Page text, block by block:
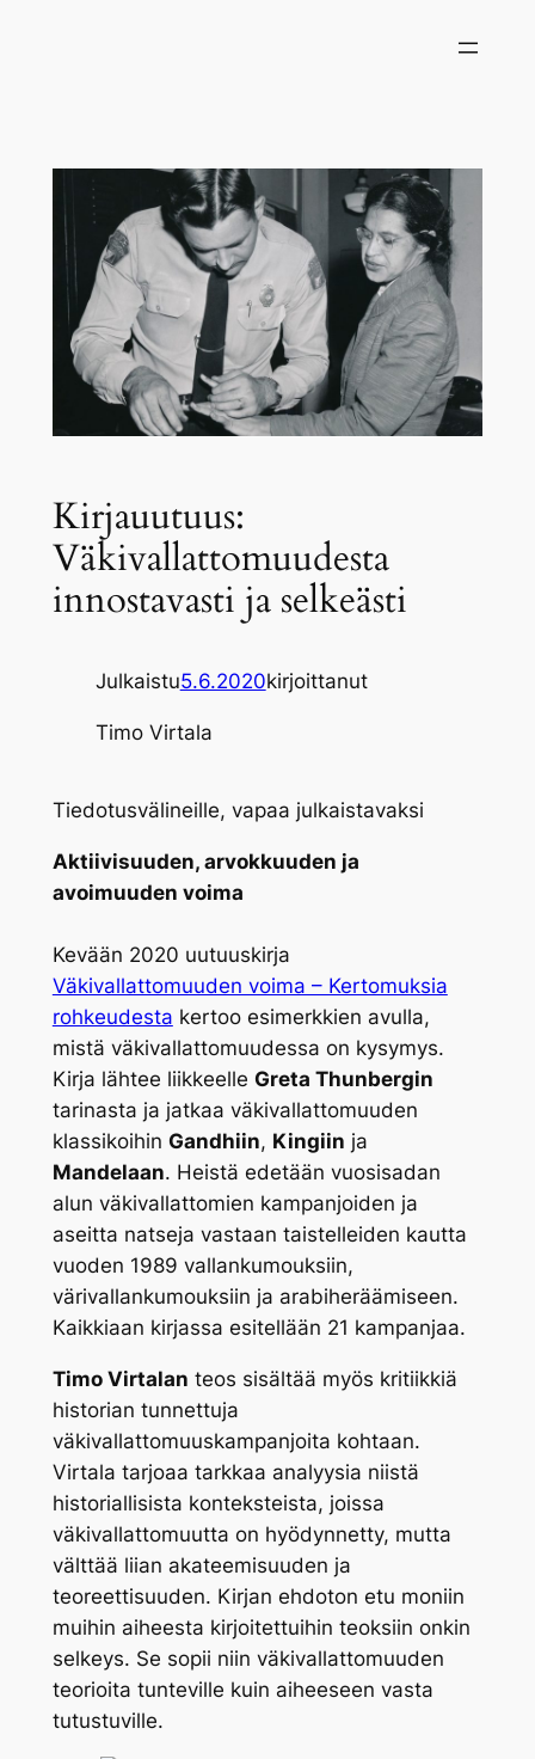
Kirjauutuus:
Väkivallattomuudesta
innostavasti ja selkeästi
Julkaistu5.6.2020kirjoittanut
Timo Virtala
Tiedotusvälineille, vapaa julkaistavaksi
Aktiivisuuden, arvokkuuden ja
avoimuuden voima
Kevään 2020 uutuuskirja
Väkivallattomuuden voima – Kertomuksia
rohkeudesta kertoo esimerkkien avulla,
mistä väkivallattomuudessa on kysymys.
Kirja lähtee liikkeelle Greta Thunbergin
tarinasta ja jatkaa väkivallattomuuden
klassikoihin Gandhiin, Kingiin ja
Mandelaan. Heistä edetään vuosisadan
alun väkivallattomien kampanjoiden ja
aseitta natseja vastaan taistelleiden kautta
vuoden 1989 vallankumouksiin,
värivallankumouksiin ja arabiheräämiseen.
Kaikkiaan kirjassa esitellään 21 kampanjaa.
Timo Virtalan teos sisältää myös kritiikkiä
historian tunnettuja
väkivallattomuuskampanjoita kohtaan.
Virtala tarjoaa tarkkaa analyysia niistä
historiallisista konteksteista, joissa
väkivallattomuutta on hyödynnetty, mutta
välttää liian akateemisuuden ja
teoreettisuuden. Kirjan ehdoton etu moniin
muihin aiheesta kirjoitettuihin teoksiin onkin
selkeys. Se sopii niin väkivallattomuuden
teorioita tunteville kuin aiheeseen vasta
tutustuville.